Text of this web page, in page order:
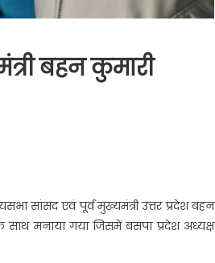
बहन कुमारी
सांसद एवं पूर्व मुख्यमंत्री उत्तर प्रदेश बहन
मनाया गया जिसमें बसपा प्रदेश अध्यक्ष